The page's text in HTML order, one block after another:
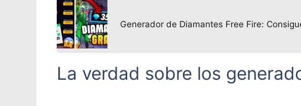
Generador de Diamantes Free Fire:
La verdad sobre los